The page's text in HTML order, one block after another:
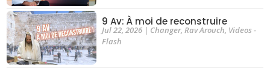
9 Av: À moi de reconstruire
Jul 22, 2026| Changer, Rav Arouch, Videos -
Flash